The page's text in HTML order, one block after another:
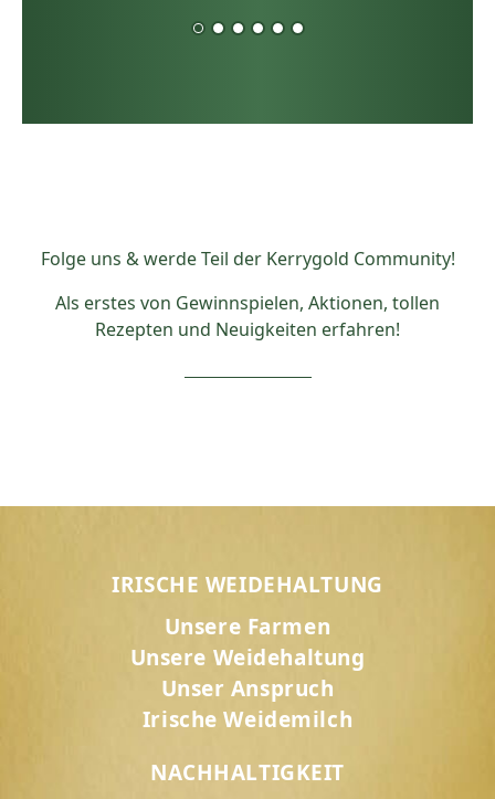
Folge uns & werde Teil der Kerrygold Community!
Als erstes von Gewinnspielen, Aktionen, tollen
Rezepten und Neuigkeiten erfahren!
IRISCHE WEIDEHALTUNG
Unsere Farmen
Unsere Weidehaltung
Unser Anspruch
Irische Weidemilch
NACHHALTIGKEIT